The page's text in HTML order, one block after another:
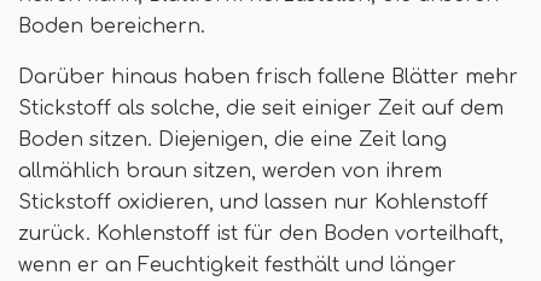
Boden bereichern.
Darüber hinaus haben frisch fallene Blätter mehr
Stickstoff als solche, die seit einiger Zeit auf dem
Boden sitzen. Diejenigen, die eine Zeit lang
allmählich braun sitzen, werden von ihrem
Stickstoff oxidieren, und lassen nur Kohlenstoff
zurück. Kohlenstoff ist für den Boden vorteilhaft,
wenn er an Feuchtigkeit festhält und länger